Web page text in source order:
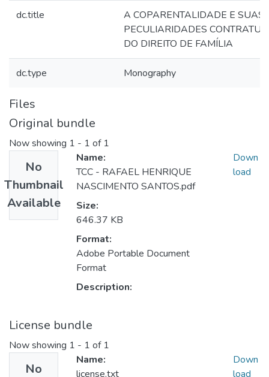
dc.title
A COPARENTALIDADE E SUAS
PECULIARIDADES
DO DIREITO DE FAMÍLIA
dc.type Monography
Files
Original bundle
Now showing 1 - 1 of 1
No
Thumbnail
Available
Name:
TCC - RAFAEL HENRIQUE
NASCIMENTO SANTOS.pdf
Size:
646.37 KB
Format:
Adobe Portable Document
Format
Description:
Down
load
License bundle
Now showing 1 - 1 of 1
No
Name:
license.txt
Down
load